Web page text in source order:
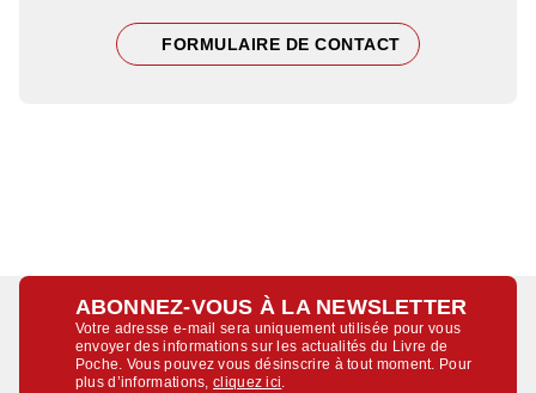
FORMULAIRE DE CONTACT
ABONNEZ-VOUS À LA NEWSLETTER
Votre adresse e-mail sera uniquement utilisée pour vous
envoyer des informations sur les actualités du Livre de
Poche. Vous pouvez vous désinscrire à tout moment. Pour
plus d’informations,cliquez ici.